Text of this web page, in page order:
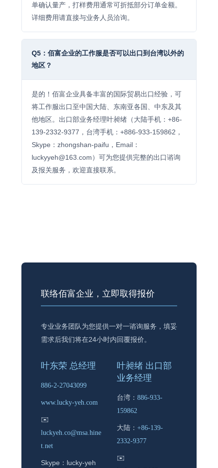
单确认量产，打样费用通常可折抵部分订单金额。
详细费用请直接与业务人员洽询。
Q5：佰富企业的工作服是否可以出口到台湾以外的
地区？
是的！佰富企业具备丰富的国际贸易出口经验，可
将工作服出口至中国大陆、东南亚各国、中东及其
他地区。出口部业务经理叶昶绪（大陆手机：+86-
139-2332-9377，台湾手机：+886-933-159862，
Skype：zhongshan-paifu，Email：
luckyyeh@163.com）可为您提供完整的出口谘询
及报关服务，欢迎直接联系。
联络佰富企业，立即取得报价
专业业务团队为您提供一对一谘询服务，填妥
需求后我们将在24小时内回覆报价。
叶东荣 总经理
886-2-27043099
www.lucky-yeh.com
✉️
luckyeh.co@msa.hine
t.net
Skype：lucky-yeh
叶昶绪 出口部
业务经理
台湾： 886-933-
159862
大陆： +86-139-
2332-9377
✉️